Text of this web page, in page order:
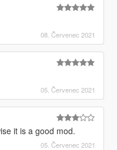
08. Červenec 2021
05. Červenec 2021
it is a good mod.
05. Červenec 2021